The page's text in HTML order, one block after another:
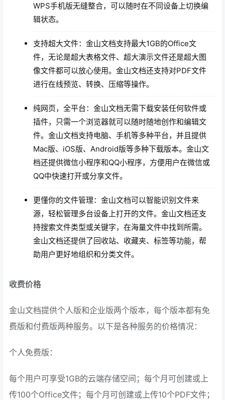
WPS手机版无缝整合，可以随时在不同设备上切换编
辑状态。
支持超大文件：金山文档支持最大1GB的Office文
件，无论是超大表格文件、超大演示文件还是超大图
像文件都可以放心使用。金山文档还支持对PDF文件
进行在线预览、转换、压缩等操作。
纯网页，全平台：金山文档无需下载安装任何软件或
插件，只需一个浏览器就可以随时随地创作和编辑文
件。金山文档支持电脑、手机等多种平台，并且提供
Mac版、iOS版、Android版等多种下载版本。金山文
档还提供微信小程序和QQ小程序，方便用户在微信或
QQ中快速打开或分享文件。
更懂你的文件管理：金山文档可以智能识别文件来
源，轻松管理多台设备上打开的文件。金山文档还支
持搜索文件类型或关键字，在海量文件中找到所需。
金山文档还提供了回收站、收藏夹、标签等功能，帮
助用户更好地组织和分类文件。
收费价格
金山文档提供个人版和企业版两个版本，每个版本都有免
费版和付费版两种服务。以下是各种服务的价格情况：
个人免费版：
每个用户可享受1GB的云端存储空间；每个月可创建或上
传100个Office文件；每个月可创建或上传10个PDF文件；